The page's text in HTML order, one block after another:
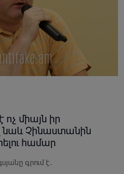
ոչ միայն իր
նաև Չինաստանին
համար
գրում է․